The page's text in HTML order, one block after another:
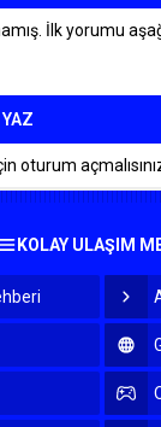
İlk yorumu
oturum
KOLAY ULAŞIM